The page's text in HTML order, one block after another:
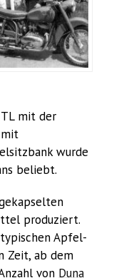
TL mit der
wurde
beliebt.
produziert.
Apfel-
Zeit, ab dem
von Duna